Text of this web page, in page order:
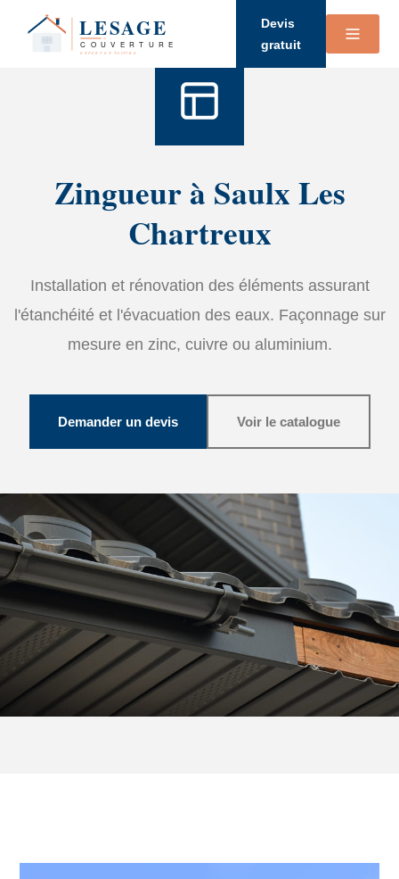
Devis
gratuit
Zingueur à Saulx Les
Chartreux
Installation et rénovation des éléments assurant
l'étanchéité et l'évacuation des eaux. Façonnage sur
mesure en zinc, cuivre ou aluminium.
Demander un devis Voir le catalogue